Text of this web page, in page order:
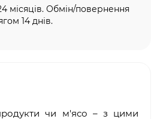
місяців. Обмін/повернення
14 днів.
чи м'ясо – з цими